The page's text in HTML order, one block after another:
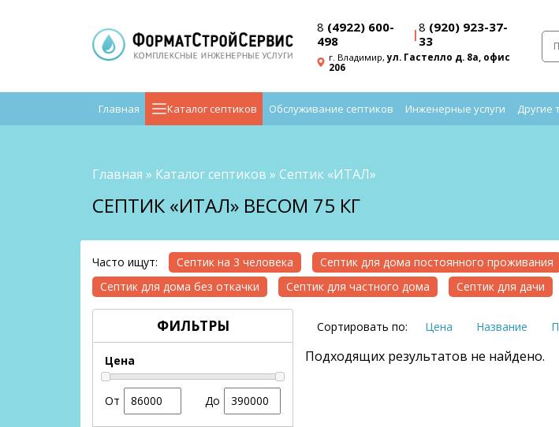
8 (4922) 600-
498
|8 (920) 923-37-
33
г. Владимир,ул. Гастелло д. 8а, офис
206
Главная Каталог септиков Обслуживание септиков Инженерные услуги Другие
Главная » Каталог септиков » Септик «ИТАЛ»
СЕПТИК «ИТАЛ» ВЕСОМ 75 КГ
Часто ищут: Септик на 3 человека Септик для дома постоянного проживания
Септик для дома без откачки
Септик для частного дома Септик для дачи
ФИЛЬТРЫ
Цена
От До
Сортировать по: Цена Название
Подходящих результатов не найдено.